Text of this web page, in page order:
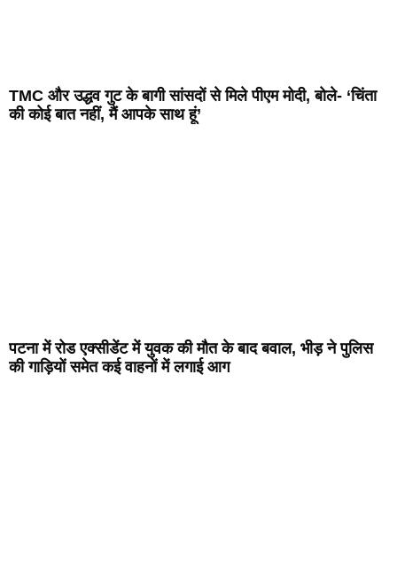
TMC और उद्धव गुट के बागी सांसदों से मिले पीएम मोदी, बोले- ‘चिंता
की कोई बात नहीं, मैं आपके साथ हूं’
पटना में रोड एक्सीडेंट में युवक की मौत के बाद बवाल, भीड़ ने पुलिस
की गाड़ियों समेत कई वाहनों में लगाई आग